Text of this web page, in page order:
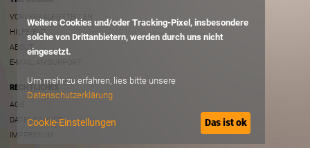
VORVERKAUFSSTELLEN
HILFE/FAQ
ABOUT
E-MAIL AN SUPPORT
RECHTLICHES
AGB
DATENSCHUTZ
IMPRESSUM
Weitere Cookies und/oder Tracking-Pixel, insbesondere
solche von Drittanbietern, werden durch uns nicht
eingesetzt.
Um mehr zu erfahren, lies bitte unsere
Datenschutzerklärung
Cookie-Einstellungen Das ist ok